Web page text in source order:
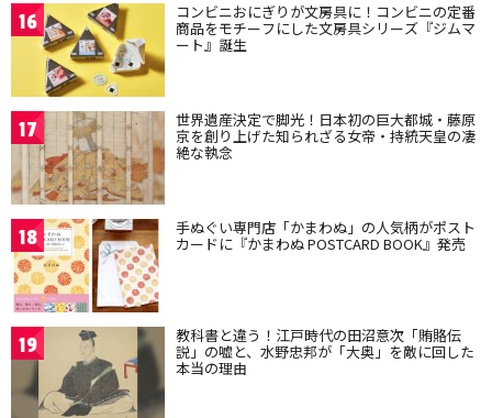
16 コンビニおにぎりが文房具に！コンビニの定番
商品をモチーフにした文房具シリーズ『ジムマ
ート』誕生
17 世界遺産決定で脚光！日本初の巨大都城・藤原
京を創り上げた知られざる女帝・持統天皇の凄
絶な執念
18 手ぬぐい専門店「かまわぬ」の人気柄がポスト
カードに『かまわぬ POSTCARD BOOK』発売
19 教科書と違う！江戸時代の田沼意次「賄賂伝
説」の嘘と、水野忠邦が「大奥」を敵に回した
本当の理由